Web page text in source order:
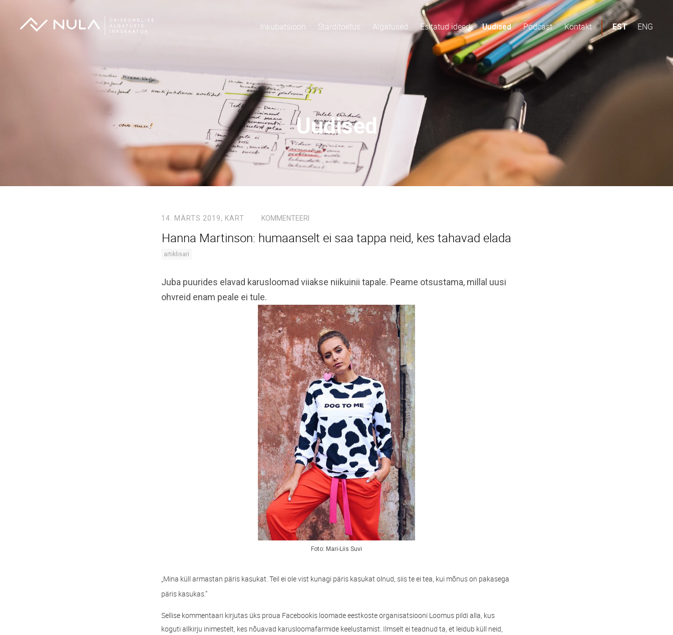
Inkubatsioon Starditoetus Algatused Esitatud ideed Uudised Podcast Kontakt EST ENG
Uudised
14. MÄRTS 2019, KART KOMMENTEERI
Hanna Martinson: humaanselt ei saa tappa neid, kes tahavad elada
artiklisari
Juba puurides elavad karusloomad viiakse niikuinii tapale. Peame otsustama, millal uusi
ohvreid enam peale ei tule.
Foto: Mari-Liis Suvi
„Mina küll armastan päris kasukat. Teil ei ole vist kunagi päris kasukat olnud, siis te ei tea, kui mõnus on pakasega
päris kasukas.”
Sellise kommentaari kirjutas üks proua Facebookis loomade eestkoste organisatsiooni Loomus pildi alla, kus
koguti allkirju inimestelt, kes nõuavad karusloomafarmide keelustamist. Ilmselt ei teadnud ta, et leidub küll neid,